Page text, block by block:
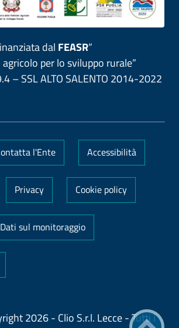
dal FEASR“
per lo sviluppo rurale”
– SSL ALTO SALENTO 2014-2022
l'Ente Accessibilità
Privacy Cookie policy
Dati sul monitoraggio
2026 - Clio S.r.l. Lecce - Tutti i